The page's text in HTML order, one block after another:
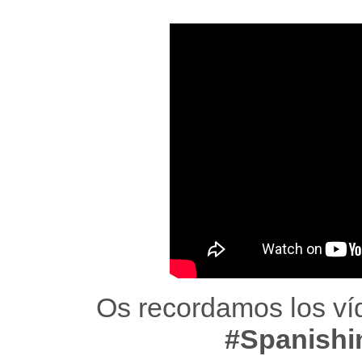
Os recordamos los